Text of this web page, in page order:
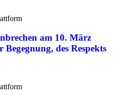
am 10. März
des Respekts